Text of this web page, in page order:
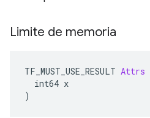
Limite de memoria
TF_MUST_USE_RESULT Attrs
int64 x
)